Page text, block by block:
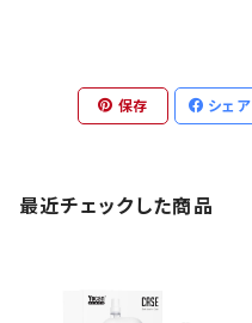
保存 シェア
最近チェックした商品